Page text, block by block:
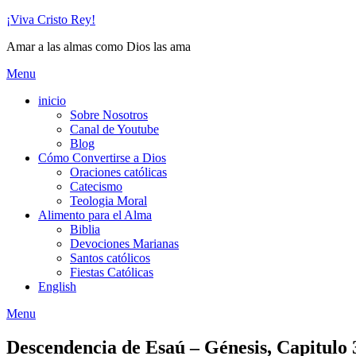
Skip
content
¡Viva Cristo Rey!
Amar a las almas como Dios las ama
Menu
inicio
Sobre Nosotros
Canal de Youtube
Blog
Cómo Convertirse a Dios
Oraciones católicas
Catecismo
Teologia Moral
Alimento para el Alma
Biblia
Devociones Marianas
Santos católicos
Fiestas Católicas
English
Menu
Descendencia de Esaú – Génesis, Capitulo